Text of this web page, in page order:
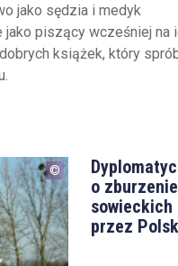
jako sędzia i medyk
piszący wcześniej na
książek, który
o zburzenie
sowieckich
przez